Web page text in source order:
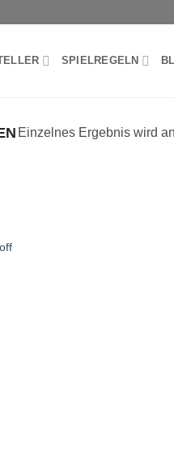
SPIELREGELN
Einzelnes Ergebnis wird